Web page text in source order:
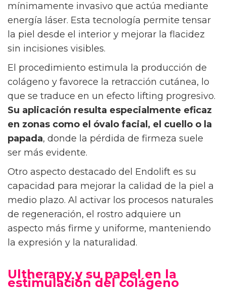
mínimamente invasivo que actúa mediante
energía láser. Esta tecnología permite tensar
la piel desde el interior y mejorar la flacidez
sin incisiones visibles.
El procedimiento estimula la producción de
colágeno y favorece la retracción cutánea, lo
que se traduce en un efecto lifting progresivo.
Su aplicación resulta especialmente eficaz
en zonas como el óvalo facial, el cuello o la
papada, donde la pérdida de firmeza suele
ser más evidente.
Otro aspecto destacado del Endolift es su
capacidad para mejorar la calidad de la piel a
medio plazo. Al activar los procesos naturales
de regeneración, el rostro adquiere un
aspecto más firme y uniforme, manteniendo
la expresión y la naturalidad.
Ultherapy y su papel en la
estimulación del colágeno